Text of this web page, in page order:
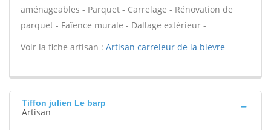
aménageables - Parquet - Carrelage - Rénovation de
parquet - Faïence murale - Dallage extérieur -
Voir la fiche artisan : Artisan carreleur de la bievre
Tiffon julien Le barp
Artisan